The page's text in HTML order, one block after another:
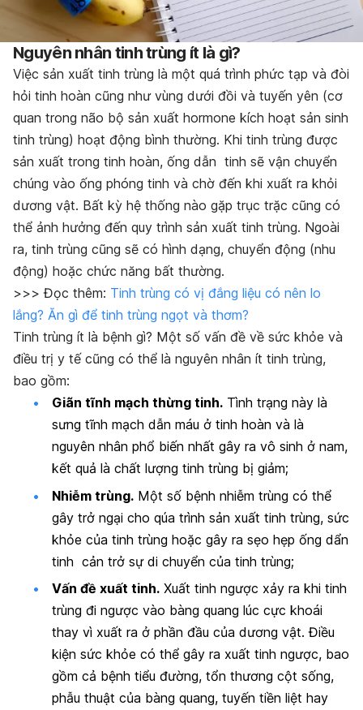
Nguyên nhân tinh trùng ít là gì?
Việc sản xuất tinh trùng là một quá trình phức tạp và đòi
hỏi tinh hoàn cũng như vùng dưới đồi và tuyến yên (cơ
quan trong não bộ sản xuất hormone kích hoạt sản sinh
tinh trùng) hoạt động bình thường. Khi tinh trùng được
sản xuất trong tinh hoàn, ống dẫn tinh sẽ vận chuyển
chúng vào ống phóng tinh và chờ đến khi xuất ra khỏi
dương vật. Bất kỳ hệ thống nào gặp trục trặc cũng có
thể ảnh hưởng đến quy trình sản xuất tinh trùng. Ngoài
ra, tinh trùng cũng sẽ có hình dạng, chuyển động (nhu
động) hoặc chức năng bất thường.
>>> Đọc thêm: Tinh trùng có vị đắng liệu có nên lo
lắng? Ăn gì để tinh trùng ngọt và thơm?
Tinh trùng ít là bệnh gì? Một số vấn đề về sức khỏe và
điều trị y tế cũng có thể là nguyên nhân ít tinh trùng,
bao gồm:
Giãn tĩnh mạch thừng tinh. Tình trạng này là
sưng tĩnh mạch dẫn máu ở tinh hoàn và là
nguyên nhân phổ biến nhất gây ra vô sinh ở nam,
kết quả là chất lượng tinh trùng bị giảm;
Nhiễm trùng. Một số bệnh nhiễm trùng có thể
gây trở ngại cho qúa trình sản xuất tinh trùng, sức
khỏe của tinh trùng hoặc gây ra sẹo hẹp ống dẩn
tinh cản trở sự di chuyển của tinh trùng;
Vấn đề xuất tinh. Xuất tinh ngược xảy ra khi tinh
trùng đi ngược vào bàng quang lúc cực khoái
thay vì xuất ra ở phần đầu của dương vật. Điều
kiện sức khỏe có thể gây ra xuất tinh ngược, bao
gồm cả bệnh tiểu đường, tổn thương cột sống,
phẫu thuật của bàng quang, tuyến tiền liệt hay